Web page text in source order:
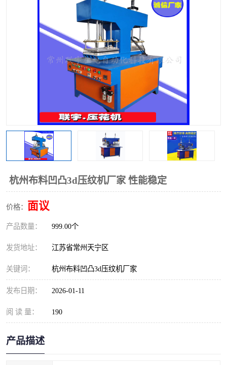
杭州布料凹凸3d压纹机厂家 性能稳定
价格： 面议
产品数量： 999.00个
发货地址： 江苏省常州天宁区
关键词： 杭州布料凹凸3d压纹机厂家
发布日期： 2026-01-11
阅 读 量： 190
产品描述
海绵产品成型机
其他超声波系列